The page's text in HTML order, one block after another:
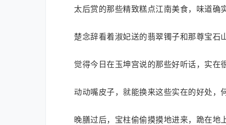
太后赏的那些精致糕点江南美食，味道确
楚念辞看着淑妃送的翡翠镯子和那尊宝石
觉得今日在玉坤宫说的那些好听话，实在
动动嘴皮子，就能换来这些实在的好处，
晚膳过后，宝柱偷偷摸摸地进来，跪在地